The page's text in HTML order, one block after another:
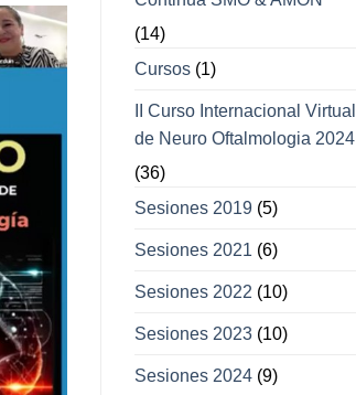
(14)
Cursos(1)
II Curso Internacional Virtual
de Neuro Oftalmologia 2024
(36)
Sesiones 2019(5)
Sesiones 2021 (6)
Sesiones 2022 (10)
Sesiones 2023(10)
Sesiones 2024(9)